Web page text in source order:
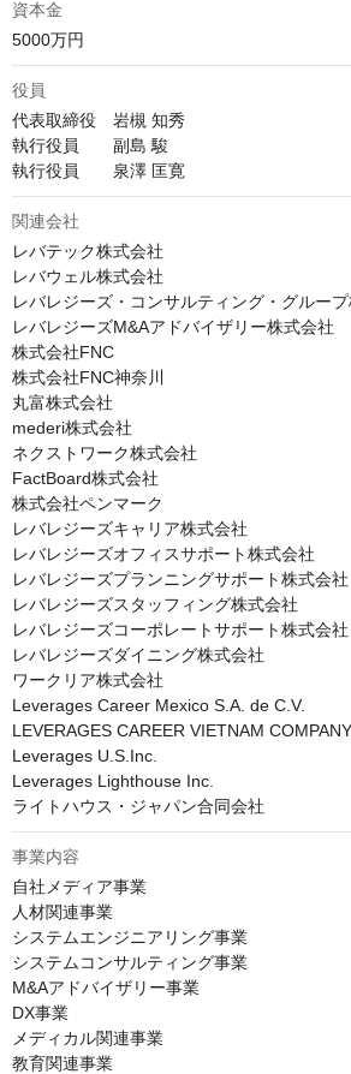
資本金
5000万円
役員
代表取締役　岩槻 知秀
執行役員　　副島 駿
執行役員　　泉澤 匡寛
関連会社
レバテック株式会社
レバウェル株式会社
レバレジーズ・コンサルティング・グルー
レバレジーズM&Aアドバイザリー株式会社
株式会社FNC
株式会社FNC神奈川
丸富株式会社
mederi株式会社
ネクストワーク株式会社
FactBoard株式会社
株式会社ペンマーク
レバレジーズキャリア株式会社
レバレジーズオフィスサポート株式会社
レバレジーズプランニングサポート株式会社
レバレジーズスタッフィング株式会社
レバレジーズコーポレートサポート株式会社
レバレジーズダイニング株式会社
ワークリア株式会社
Leverages Career Mexico S.A. de C.V.
LEVERAGES CAREER VIETNAM
Leverages U.S.Inc.
Leverages Lighthouse Inc.
ライトハウス・ジャパン合同会社
事業内容
自社メディア事業
人材関連事業
システムエンジニアリング事業
システムコンサルティング事業
M&Aアドバイザリー事業
DX事業
メディカル関連事業
教育関連事業